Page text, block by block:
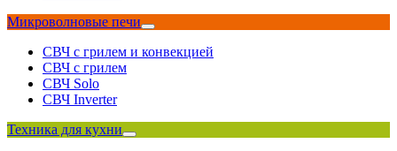
Микроволновые печи
СВЧ с грилем и конвекцией
СВЧ с грилем
СВЧ Solo
СВЧ Inverter
Техника для кухни